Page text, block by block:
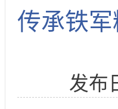
传承铁
发